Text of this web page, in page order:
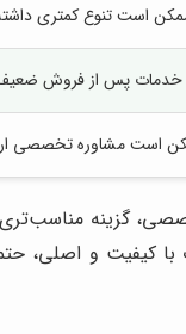
است تنوع کمتری
پس از فروش
است مشاوره تخصصی
گزینه مناسب‌تری
کیفیت و اصلی،